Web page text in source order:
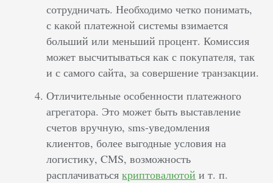
сотрудничать. Необходимо четко понимать,
с какой платежной системы взимается
больший или меньший процент. Комиссия
может высчитываться как с покупателя, так
и с самого сайта, за совершение транзакции.
Отличительные особенности платежного
агрегатора. Это может быть выставление
счетов вручную, sms-уведомления
клиентов, более выгодные условия на
логистику, CMS, возможность
расплачиватьсякриптовалютой и т. п.